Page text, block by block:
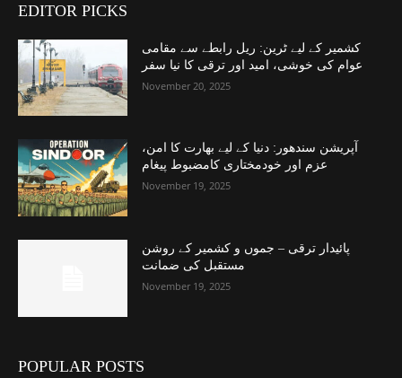
EDITOR PICKS
کشمیر کے لیے ٹرین: ریل رابطے سے مقامی
عوام کی خوشی، امید اور ترقی کا نیا سفر
November 20, 2025
آپریشن سندھور: دنیا کے لیے بھارت کا امن،
عزم اور خودمختاری کامضبوط پیغام
November 19, 2025
پائیدار ترقی – جموں و کشمیر کے روشن
مستقبل کی ضمانت
November 19, 2025
POPULAR POSTS